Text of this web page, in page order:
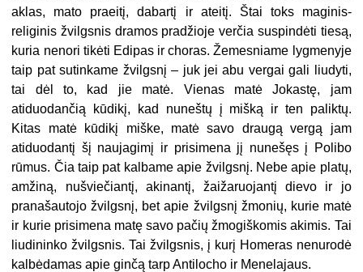
aklas, mato praeitį, dabartį ir ateitį. Štai toks maginis-
religinis žvilgsnis dramos pradžioje verčia suspindėti tiesą,
kuria nenori tikėti Edipas ir choras. Žemesniame lygmenyje
taip pat sutinkame žvilgsnį – juk jei abu vergai gali liudyti,
tai dėl to, kad jie matė. Vienas matė Jokastę, jam
atiduodančią kūdikį, kad nuneštų į mišką ir ten paliktų.
Kitas matė kūdikį miške, matė savo draugą vergą jam
atiduodantį šį naujagimį ir prisimena jį nunešęs į Polibo
rūmus. Čia taip pat kalbame apie žvilgsnį. Nebe apie platų,
amžiną, nušviečiantį, akinantį, žaižaruojantį dievo ir jo
pranašautojo žvilgsnį, bet apie žvilgsnį žmonių, kurie matė
ir kurie prisimena matę savo pačių žmogiškomis akimis. Tai
liudininko žvilgsnis. Tai žvilgsnis, į kurį Homeras nenurodė
kalbėdamas apie ginčą tarp Antilocho ir Menelajaus.